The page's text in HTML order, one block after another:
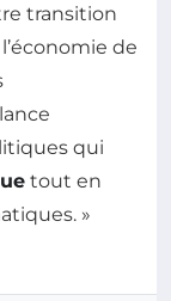
transition
de
qui
tout en
»